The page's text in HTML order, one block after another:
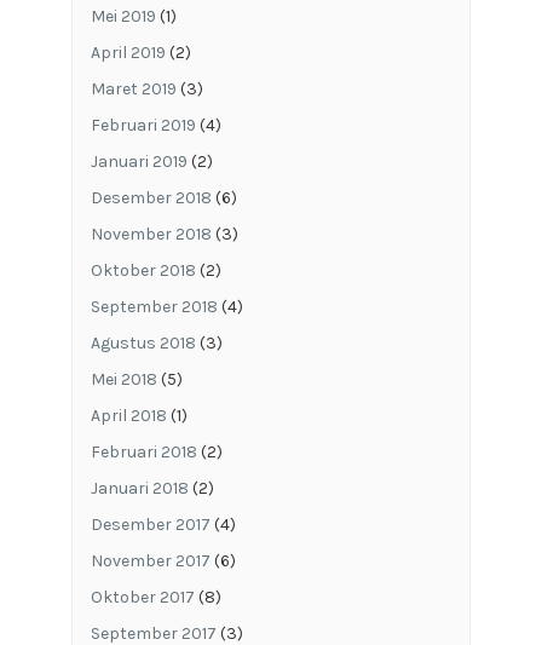
Mei 2019 (1)
April 2019 (2)
Maret 2019 (3)
Februari 2019 (4)
Januari 2019 (2)
Desember 2018 (6)
November 2018 (3)
Oktober 2018 (2)
September 2018 (4)
Agustus 2018 (3)
Mei 2018 (5)
April 2018 (1)
Februari 2018 (2)
Januari 2018 (2)
Desember 2017 (4)
November 2017 (6)
Oktober 2017 (8)
September 2017 (3)